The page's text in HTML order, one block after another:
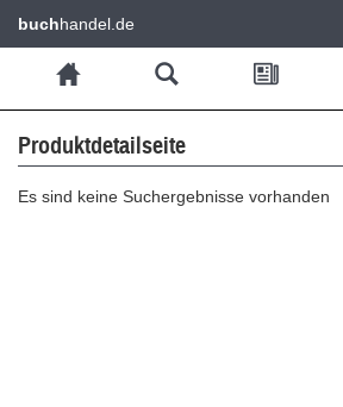
buchhandel.de
Produktdetailseite
Es sind keine Suchergebnisse vorhanden